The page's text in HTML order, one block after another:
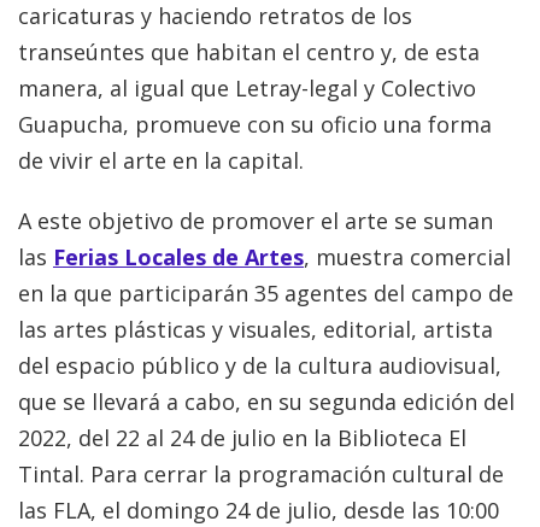
caricaturas y haciendo retratos de los
transeúntes que habitan el centro y, de esta
manera, al igual que Letray-legal y Colectivo
Guapucha, promueve con su oficio una forma
de vivir el arte en la capital.
A este objetivo de promover el arte se suman
las Ferias Locales de Artes, muestra comercial
en la que participarán 35 agentes del campo de
las artes plásticas y visuales, editorial, artista
del espacio público y de la cultura audiovisual,
que se llevará a cabo, en su segunda edición del
2022, del 22 al 24 de julio en la Biblioteca El
Tintal. Para cerrar la programación cultural de
las FLA, el domingo 24 de julio, desde las 10:00